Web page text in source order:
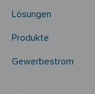
Lösungen
Produkte
Gewerbestrom